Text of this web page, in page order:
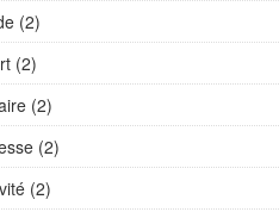
(2)
(2)
(2)
(2)
(2)